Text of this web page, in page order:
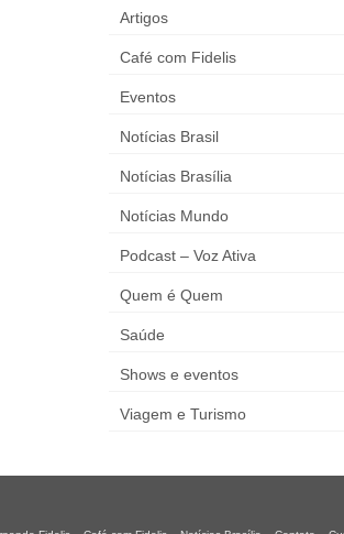
Artigos
Café com Fidelis
Eventos
Notícias Brasil
Notícias Brasília
Notícias Mundo
Podcast – Voz Ativa
Quem é Quem
Saúde
Shows e eventos
Viagem e Turismo